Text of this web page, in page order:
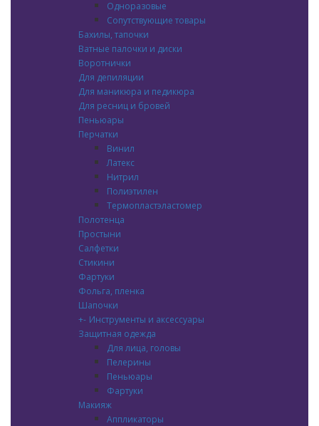
Одноразовые
Сопутствующие товары
Бахилы, тапочки
Ватные палочки и диски
Воротнички
Для депиляции
Для маникюра и педикюра
Для ресниц и бровей
Пеньюары
Перчатки
Винил
Латекс
Нитрил
Полиэтилен
Термопластэластомер
Полотенца
Простыни
Салфетки
Стикини
Фартуки
Фольга, пленка
Шапочки
+- Инструменты и аксессуары
Защитная одежда
Для лица, головы
Пелерины
Пеньюары
Фартуки
Макияж
Аппликаторы